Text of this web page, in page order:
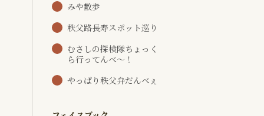
みや散歩
秩父路長寿スポット巡り
むさしの探検隊ちょっく
ら行ってんべ～！
やっぱり秩父弁だんべぇ